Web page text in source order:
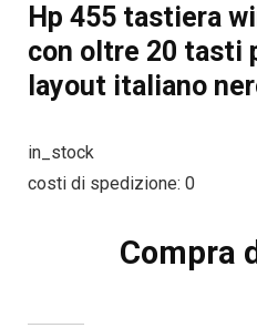
Hp 455 tastiera
con oltre 20 tasti
layout italiano
in_stock
costi di spedizione: 0
Compra